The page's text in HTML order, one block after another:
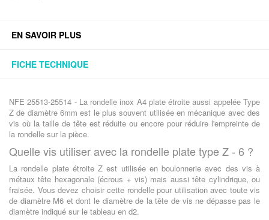
EN SAVOIR PLUS
FICHE TECHNIQUE
NFE 25513-25514 - La rondelle inox A4 plate étroite aussi appelée Type
Z de diamètre 6mm est le plus souvent utilisée en mécanique avec des
vis où la taille de tête est réduite ou encore pour réduire l'empreinte de
la rondelle sur la pièce.
Quelle vis utiliser avec la rondelle plate type Z - 6 ?
La rondelle plate étroite Z est utilisée en boulonnerie avec des vis à
métaux tête hexagonale (écrous + vis) mais aussi tête cylindrique, ou
fraisée. Vous devez choisir cette rondelle pour utilisation avec toute vis
de diamètre M6 et dont le diamètre de la tête de vis ne dépasse pas le
diamètre indiqué sur le tableau en d2.